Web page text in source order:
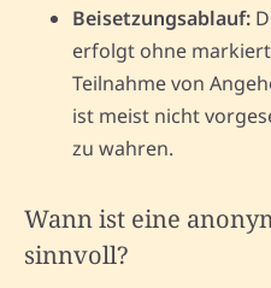
Beisetzungsablauf:
erfolgt ohne
Teilnahme von
ist meist nicht
zu wahren.
Wann ist eine
sinnvoll?